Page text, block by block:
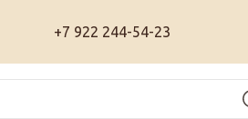
+7 922 244-54-23